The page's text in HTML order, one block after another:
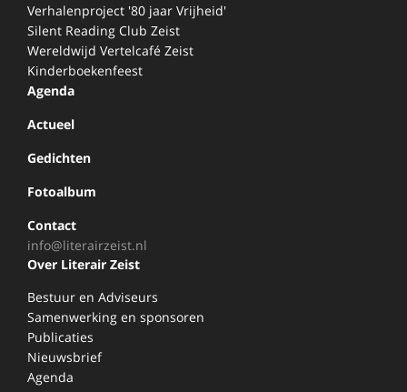
Verhalenproject '80 jaar Vrijheid'
Silent Reading Club Zeist
Wereldwijd Vertelcafé Zeist
Kinderboekenfeest
Agenda
Actueel
Gedichten
Fotoalbum
Contact
info@literairzeist.nl
Over Literair Zeist
Bestuur en Adviseurs
Samenwerking en sponsoren
Publicaties
Nieuwsbrief
Agenda